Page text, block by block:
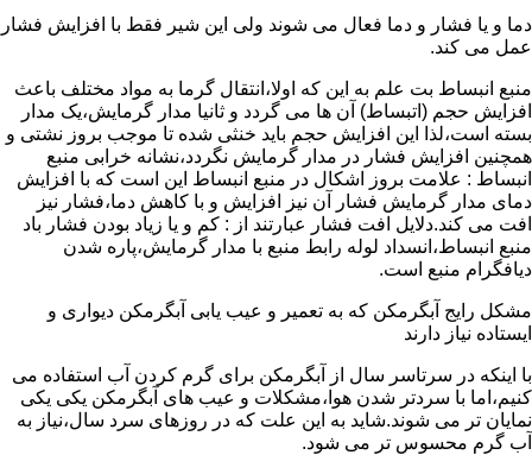
دما و یا فشار و دما فعال می شوند ولی این شیر فقط با افزایش فشار
عمل می کند.
منبع انبساط بت علم به این که اولا،انتقال گرما به مواد مختلف باعث
افزایش حجم (اتبساط) آن ها می گردد و ثانیا مدار گرمایش،یک مدار
بسته است،لذا این افزایش حجم باید خنثی شده تا موجب بروز نشتی و
همچنین افزایش فشار در مدار گرمایش نگردد،نشانه خرابی منبع
انبساط : علامت بروز اشکال در منبع انبساط این است که با افزایش
دمای مدار گرمایش فشار آن نیز افزایش و با کاهش دما،فشار نیز
افت می کند.دلایل افت فشار عبارتند از : کم و یا زیاد بودن فشار باد
منبع انبساط،انسداد لوله رابط منبع با مدار گرمایش،پاره شدن
دیافگرام منبع است.
مشکل رایج آبگرمکن که به تعمیر و عیب یابی آبگرمکن دیواری و
ایستاده نیاز دارند
با اینکه در سرتاسر سال از آبگرمکن برای گرم کردن آب استفاده می
کنیم،اما با سردتر شدن هوا،مشکلات و عیب های آبگرمکن یکی یکی
نمایان تر می شوند.شاید به این علت که در روزهای سرد سال،نیاز به
آب گرم محسوس تر می شود.